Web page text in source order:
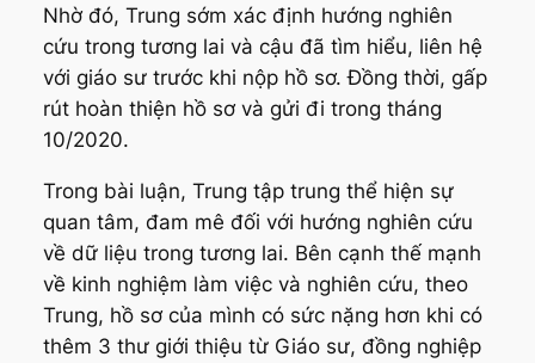
Nhờ đó, Trung sớm xác định hướng nghiên
cứu trong tương lai và cậu đã tìm hiểu, liên hệ
với giáo sư trước khi nộp hồ sơ. Đồng thời, gấp
rút hoàn thiện hồ sơ và gửi đi trong tháng
10/2020.
Trong bài luận, Trung tập trung thể hiện sự
quan tâm, đam mê đối với hướng nghiên cứu
về dữ liệu trong tương lai. Bên cạnh thế mạnh
về kinh nghiệm làm việc và nghiên cứu, theo
Trung, hồ sơ của mình có sức nặng hơn khi có
thêm 3 thư giới thiệu từ Giáo sư, đồng nghiệp